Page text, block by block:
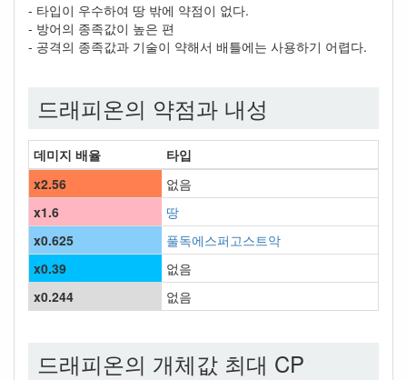
- 타입이 우수하여 땅 밖에 약점이 없다.
- 방어의 종족값이 높은 편
- 공격의 종족값과 기술이 약해서 배틀에는 사용하기 어렵다.
드래피온의 약점과 내성
데미지 배율
타입
x2.56
없음
x1.6
땅
x0.625
풀독에스퍼고스트악
x0.39
없음
x0.244
없음
드래피온의 개체값 최대 CP